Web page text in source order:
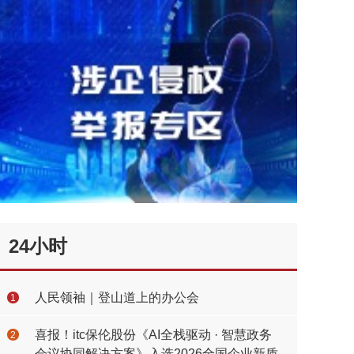
24小时
1 人民领袖｜登山道上的办公会
2
喜报！itc保伦股份《AI全栈驱动 · 智慧政务